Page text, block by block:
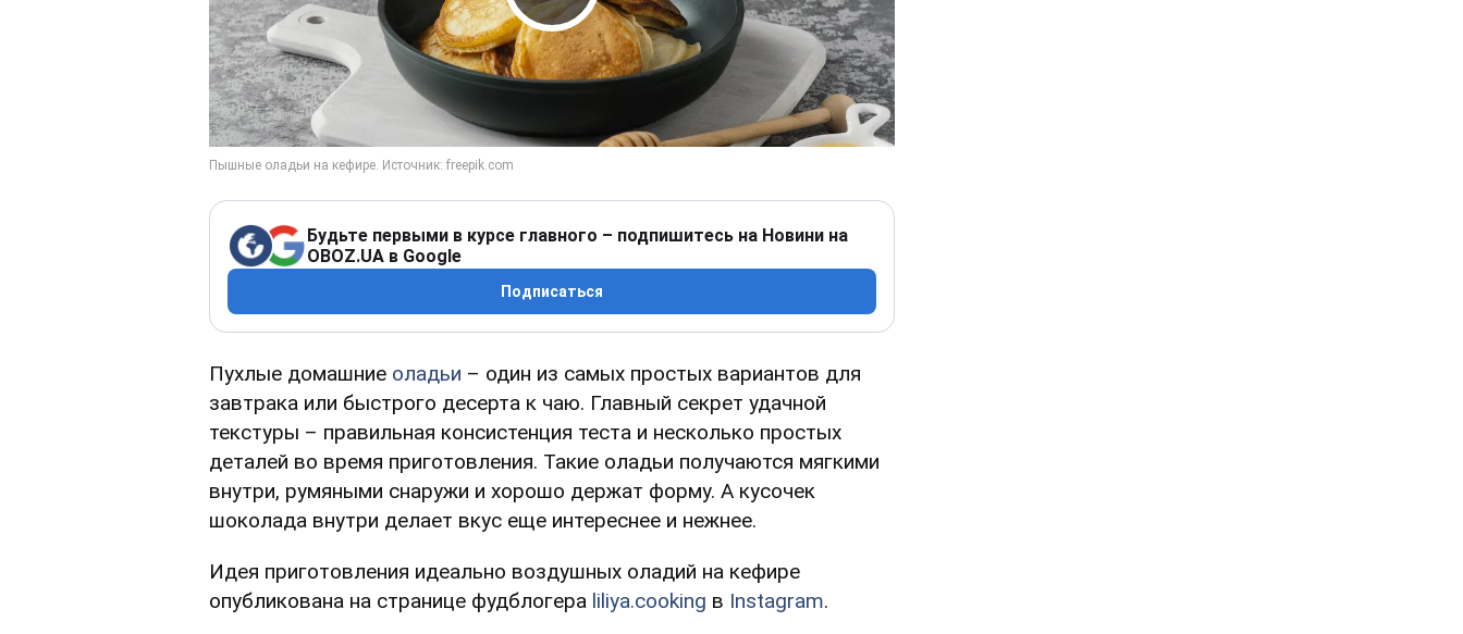
Play Video
Будьте первыми в курсе главного – подпишитесь на Новини на
OBOZ.UA в Google
Подписаться
Пухлые домашние оладьи – один из самых простых вариантов для
завтрака или быстрого десерта к чаю. Главный секрет удачной
текстуры – правильная консистенция теста и несколько простых
деталей во время приготовления. Такие оладьи получаются мягкими
внутри, румяными снаружи и хорошо держат форму. А кусочек
шоколада внутри делает вкус еще интереснее и нежнее.
Идея приготовления идеально воздушных оладий на кефире
опубликована на странице фудблогера liliya.cooking в Instagram.